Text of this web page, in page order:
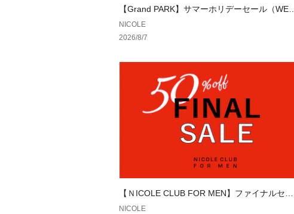
【Grand PARK】サマーホリデーセール（WEB
限定）
NICOLE
2026/8/7
【ＮICOLE CLUB FOR MEN】ファイナルセー
ル
NICOLE